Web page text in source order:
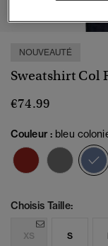
NOUVEAUTÉ
Sweatshirt Col
€74.99
Couleur : bleu
Choisis Taille:
XS S